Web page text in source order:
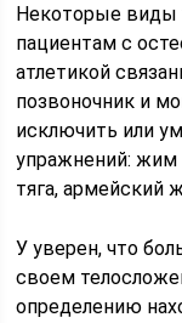
Некоторые виды
пациентам с
атлетикой
позвоночник и
исключить или
упражнений: жим
тяга, армейский
У уверен, что
своем
определению